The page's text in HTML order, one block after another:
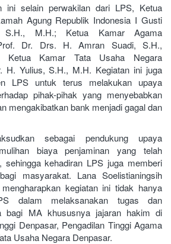
ini selain perwakilan dari LPS, Ketua
Agung Republik Indonesia I Gusti
S.H., M.H.; Ketua Kamar Agama
Dr. Drs. H. Amran Suadi, S.H.,
Ketua Kamar Tata Usaha Negara
H. Yulius, S.H., M.H. Kegiatan ini juga
LPS untuk terus melakukan upaya
pihak-pihak yang menyebabkan
mengakibatkan bank menjadi gagal dan
sebagai pendukung upaya
biaya penjaminan yang telah
sehingga kehadiran LPS juga memberi
masyarakat. Lana Soelistianingsih
kegiatan ini tidak hanya
dalam melaksanakan tugas dan
bagi MA khususnya jajaran hakim di
Denpasar, Pengadilan Tinggi Agama
Usaha Negara Denpasar.